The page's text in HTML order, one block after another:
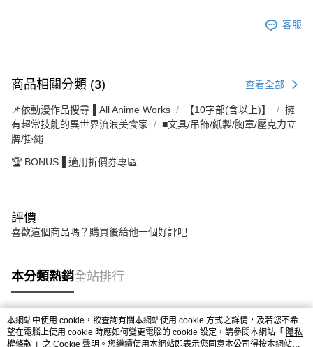
客服
商品相關分類 (3) 查看全部
📌依動漫作品搜尋▐ All Anime Works 【10字部(含以上)】
擁
有超常技能的異世界流浪美食家
■文具/吊飾/紙製/胸章/壓克力立
牌/掛繩
🏆 BONUS▐ 適用折價券專區
評價
喜歡這個商品嗎？購買後給他一個好評吧
本分類熱銷全站排行
熱門標籤
本網站中使用 cookie，欲查詢有關本網站使用 cookie 方式之詳情，及若您不希
望在電腦上使用 cookie 時應如何變更電腦的 cookie 設定，請參閱本網站「 隱私
權條款 」之 Cookie 聲明。您繼續使用本網站即表示您同意本公司得按本網站使